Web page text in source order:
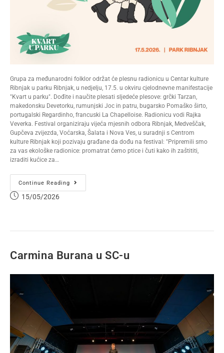
Grupa za međunarodni folklor održat će plesnu radionicu u Centar kulture
Ribnjak u parku Ribnjak, u nedjelju, 17.5. u okviru cjelodnevne manifestacije
"Kvart u parku". Dođite i naučite plesati sljedeće plesove: grčki Tarzan,
makedonsku Devetorku, rumunjski Joc in patru, bugarsko Pomaško širto,
portugalski Regardinho, francuski La Chapelloise. Radionicu vodi Rajka
Veverka. Festival organiziraju vijeća mjesnih odbora Ribnjak, Medveščak,
Gupčeva zvijezda, Voćarska, Šalata i Nova Ves, u suradnji s Centrom
kulture Ribnjak koji pozivaju građane da dođu na festival: "Pripremili smo
za vas ekološke radionice: promatrat ćemo ptice i čuti kako ih zaštititi,
izraditi kućice za…
Continue Reading
15/05/2026
Carmina Burana u SC-u